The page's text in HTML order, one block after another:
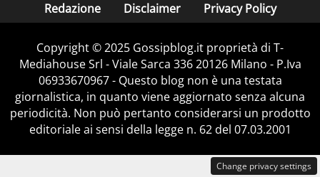
Redazione Disclaimer Privacy Policy
Copyright © 2025 Gossipblog.it proprietà di T-
Mediahouse Srl - Viale Sarca 336 20126 Milano - P.Iva
06933670967 - Questo blog non è una testata
giornalistica, in quanto viene aggiornato senza alcuna
periodicità. Non può pertanto considerarsi un prodotto
editoriale ai sensi della legge n. 62 del 07.03.2001
Change privacy settings